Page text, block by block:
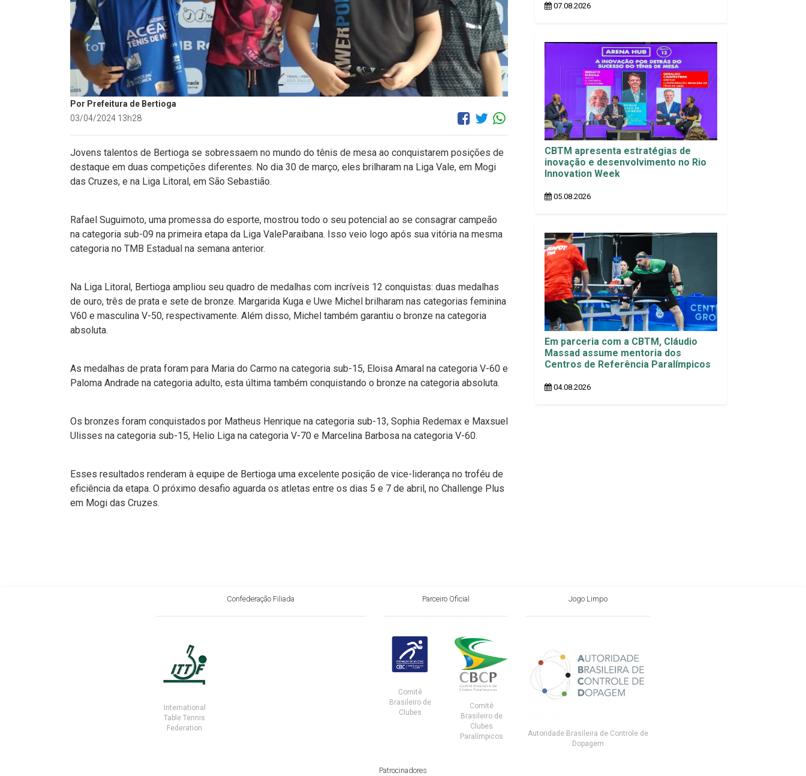
Por Prefeitura de Bertioga
03/04/2024 13h28
Jovens talentos de Bertioga se sobressaem no mundo do tênis de mesa ao conquistarem posições de
destaque em duas competições diferentes. No dia 30 de março, eles brilharam na Liga Vale, em Mogi
das Cruzes, e na Liga Litoral, em São Sebastião.
Rafael Suguimoto, uma promessa do esporte, mostrou todo o seu potencial ao se consagrar campeão
na categoria sub-09 na primeira etapa da Liga ValeParaibana. Isso veio logo após sua vitória na mesma
categoria no TMB Estadual na semana anterior.
Na Liga Litoral, Bertioga ampliou seu quadro de medalhas com incríveis 12 conquistas: duas medalhas
de ouro, três de prata e sete de bronze. Margarida Kuga e Uwe Michel brilharam nas categorias feminina
V60 e masculina V-50, respectivamente. Além disso, Michel também garantiu o bronze na categoria
absoluta.
As medalhas de prata foram para Maria do Carmo na categoria sub-15, Eloisa Amaral na categoria V-60 e
Paloma Andrade na categoria adulto, esta última também conquistando o bronze na categoria absoluta.
Os bronzes foram conquistados por Matheus Henrique na categoria sub-13, Sophia Redemax e Maxsuel
Ulisses na categoria sub-15, Helio Liga na categoria V-70 e Marcelina Barbosa na categoria V-60.
Esses resultados renderam à equipe de Bertioga uma excelente posição de vice-liderança no troféu de
eficiência da etapa. O próximo desafio aguarda os atletas entre os dias 5 e 7 de abril, no Challenge Plus
em Mogi das Cruzes.
07.08.2026
CBTM apresenta estratégias de
inovação e desenvolvimento no Rio
Innovation Week
05.08.2026
Em parceria com a CBTM, Cláudio
Massad assume mentoria dos
Centros de Referência Paralímpicos
04.08.2026
Confederação Filiada
International
Table Tennis
Federation
Parceiro Oficial
Comitê
Brasileiro de
Clubes
Comitê
Brasileiro de
Clubes
Paralímpicos
Jogo Limpo
Autoridade Brasileira de Controle de
Dopagem
Patrocinadores